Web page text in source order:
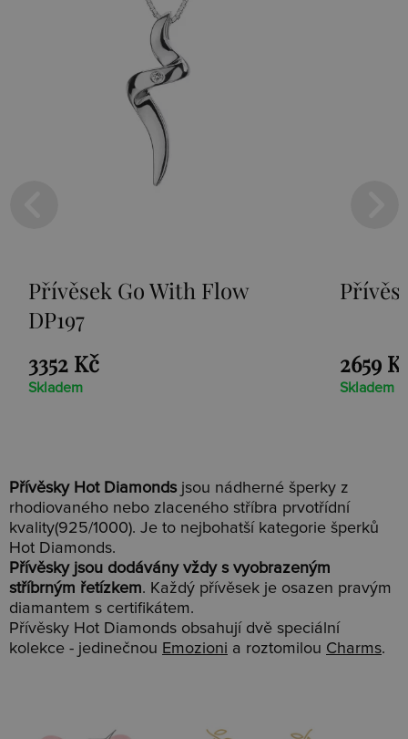
Přívěsek Paradise DP230
2659 Kč
Přívěsky Hot Diamonds jsou nádherné šperky z
rhodiovaného nebo zlaceného stříbra prvotřídní
kvality(925/1000). Je to nejbohatší kategorie šperků
Hot Diamonds.
Přívěsky jsou dodávány vždy s vyobrazeným
stříbrným řetízkem. Každý přívěsek je osazen pravým
diamantem s certifikátem.
Přívěsky Hot Diamonds obsahují dvě speciální
kolekce - jedinečnou Emozioni a roztomilou Charms.